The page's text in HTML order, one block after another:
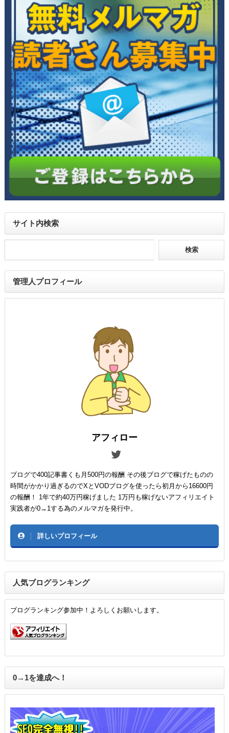
サイト内検索
管理人プロフィール
アフィロー
ブログで400記事書くも月500円の報酬 その後ブログで稼げたものの
時間がかかり過ぎるのでXとVODブログを使ったら初月から16600円
の報酬！ 1年で約40万円稼げました 1万円も稼げないアフィリエイト
実践者が0→1する為のメルマガを発行中。
詳しいプロフィール
人気ブログランキング
ブログランキング参加中！よろしくお願いします。
0→1を達成へ！